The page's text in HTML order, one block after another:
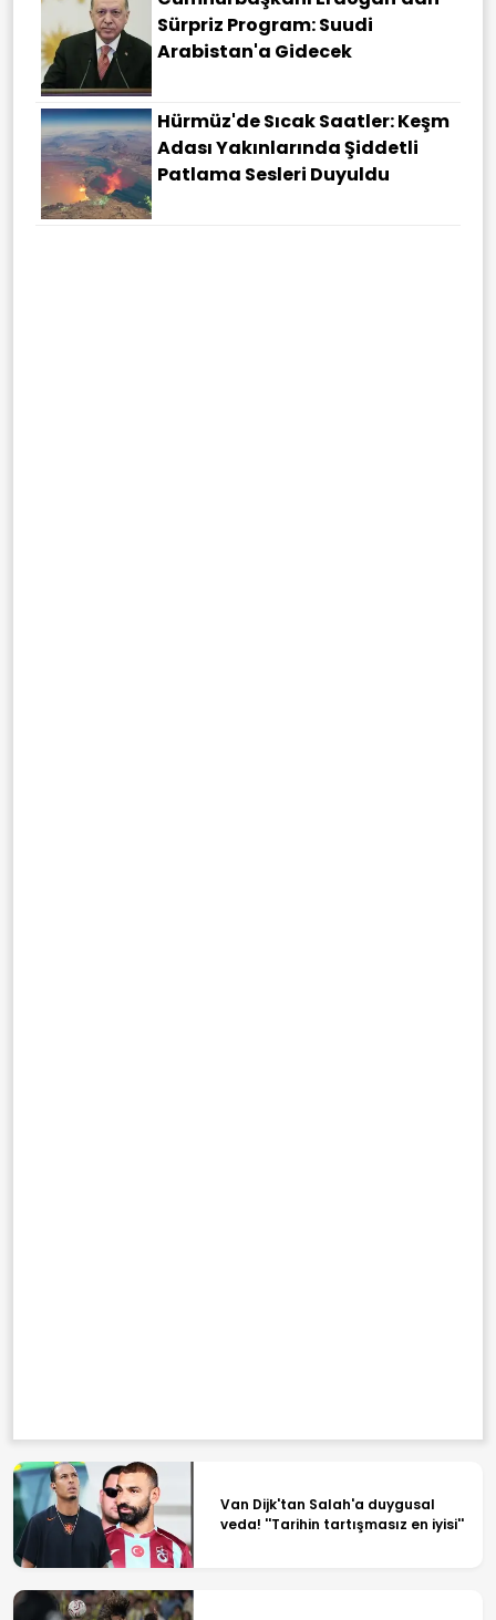
Sürpriz Program: Suudi
Arabistan'a Gidecek
Hürmüz'de Sıcak Saatler: Keşm
Adası Yakınlarında Şiddetli
Patlama Sesleri Duyuldu
Van Dijk'tan Salah'a duygusal
veda! ''Tarihin tartışmasız en iyisi''